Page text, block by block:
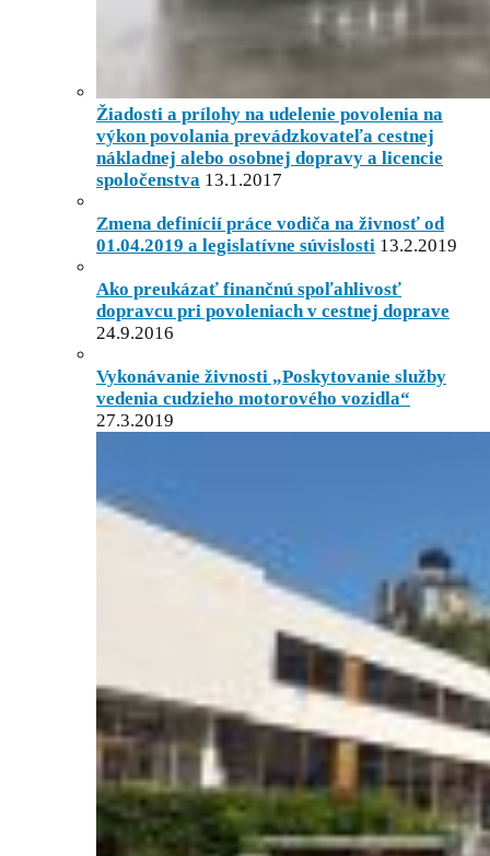
Žiadosti a prílohy na udelenie povolenia na
výkon povolania prevádzkovateľa cestnej
nákladnej alebo osobnej dopravy a licencie
spoločenstva 13.1.2017
Zmena definícií práce vodiča na živnosť od
01.04.2019 a legislatívne súvislosti 13.2.2019
Ako preukázať finančnú spoľahlivosť
dopravcu pri povoleniach v cestnej doprave
24.9.2016
Vykonávanie živnosti „Poskytovanie služby
vedenia cudzieho motorového vozidla“
27.3.2019